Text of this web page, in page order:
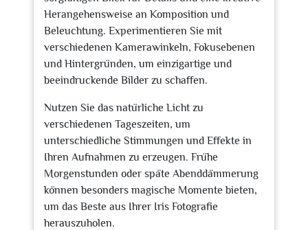
Herangehensweise an Komposition und
Beleuchtung. Experimentieren Sie mit
verschiedenen Kamerawinkeln, Fokusebenen
und Hintergründen, um einzigartige und
beeindruckende Bilder zu schaffen.
Nutzen Sie das natürliche Licht zu
verschiedenen Tageszeiten, um
unterschiedliche Stimmungen und Effekte in
Ihren Aufnahmen zu erzeugen. Frühe
Morgenstunden oder späte Abenddämmerung
können besonders magische Momente bieten,
um das Beste aus Ihrer Iris Fotografie
herauszuholen.